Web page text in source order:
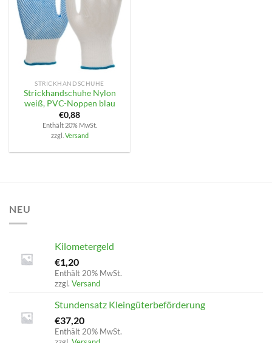
STRICKHANDSCHUHE
Strickhandschuhe Nylon
weiß, PVC-Noppen blau
€0,88
Enthält 20% MwSt.
zzgl. Versand
NEU
Kilometergeld
€1,20
Enthält 20% MwSt.
zzgl. Versand
Stundensatz Kleingüterbeförderung
€37,20
Enthält 20% MwSt.